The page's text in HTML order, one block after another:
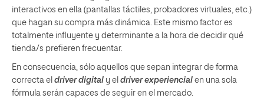
interactivos en ella (pantallas táctiles, probadores virtuales, etc.)
que hagan su compra más dinámica. Este mismo factor es
totalmente influyente y determinante a la hora de decidir qué
tienda/s prefieren frecuentar.
En consecuencia, sólo aquellos que sepan integrar de forma
correcta el driver digital y el driver experiencial en una sola
fórmula serán capaces de seguir en el mercado.